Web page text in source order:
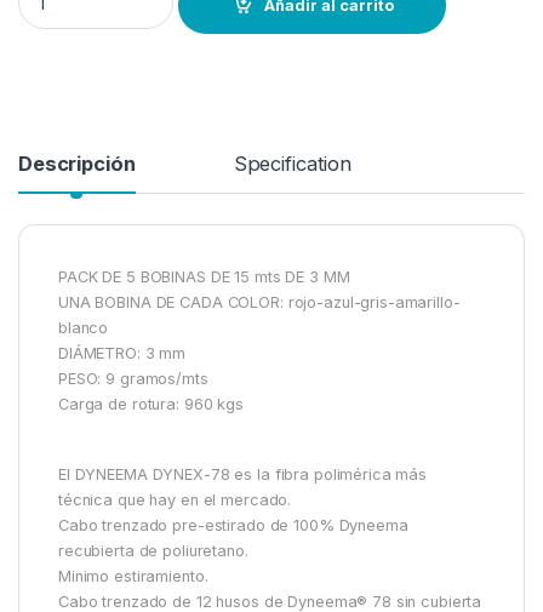
Añadir al carrito
Descripción Specification
PACK DE 5 BOBINAS DE 15 mts DE 3 MM
UNA BOBINA DE CADA COLOR: rojo-azul-gris-amarillo-
blanco
DIÁMETRO: 3 mm
PESO: 9 gramos/mts
Carga de rotura: 960 kgs
El DYNEEMA DYNEX-78 es la fibra polimérica más
técnica que hay en el mercado.
Cabo trenzado pre-estirado de 100% Dyneema
recubierta de poliuretano.
Minimo estiramiento.
Cabo trenzado de 12 husos de Dyneema® 78 sin cubierta